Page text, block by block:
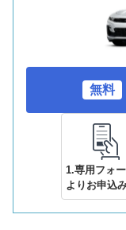
無料
1.専用フォ
よりお申込